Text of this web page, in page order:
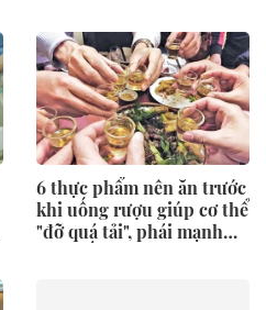
6 thực phẩm nên ăn trước
khi uống rượu giúp cơ thể
"đỡ quá tải", phái mạnh